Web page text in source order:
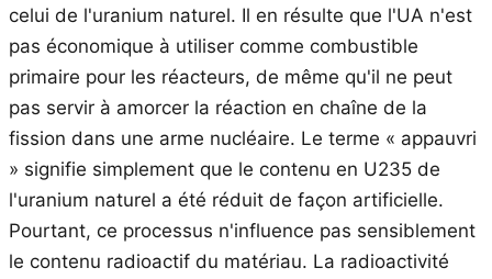
celui de l'uranium naturel. Il en résulte que l'UA n'est
pas économique à utiliser comme combustible
primaire pour les réacteurs, de même qu'il ne peut
pas servir à amorcer la réaction en chaîne de la
fission dans une arme nucléaire. Le terme « appauvri
» signifie simplement que le contenu en U235 de
l'uranium naturel a été réduit de façon artificielle.
Pourtant, ce processus n'influence pas sensiblement
le contenu radioactif du matériau. La radioactivité